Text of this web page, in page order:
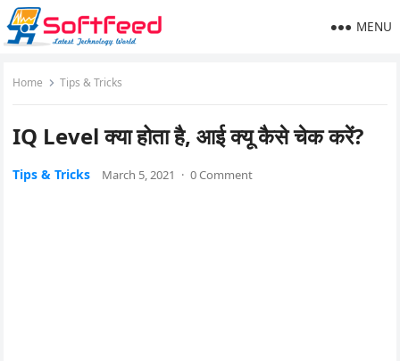
MENU
Home Tips & Tricks
IQ Level क्या होता है, आई क्यू कैसे चेक करें?
Tips & Tricks March 5, 2021 · 0 Comment